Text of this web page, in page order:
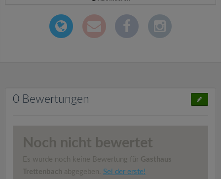
0 Bewertungen
Noch nicht bewertet
Es wurde noch keine Bewertung für Gasthaus
Trettenbach abgegeben. Sei der erste!